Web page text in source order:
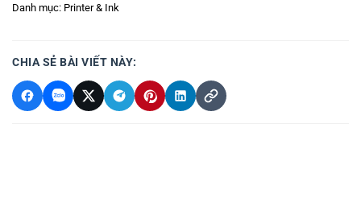
Danh mục: Printer & Ink
CHIA SẺ BÀI VIẾT NÀY: